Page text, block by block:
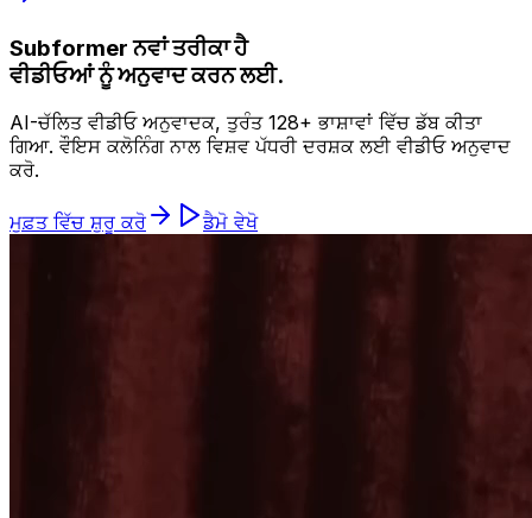
Subformer ਨਵਾਂ ਤਰੀਕਾ ਹੈ
ਵੀਡੀਓਆਂ ਨੂੰ ਅਨੁਵਾਦ ਕਰਨ ਲਈ.
AI-ਚੱਲਿਤ ਵੀਡੀਓ ਅਨੁਵਾਦਕ, ਤੁਰੰਤ 128+ ਭਾਸ਼ਾਵਾਂ ਵਿੱਚ ਡੱਬ ਕੀਤਾ
ਗਿਆ. ਵੌਇਸ ਕਲੋਨਿੰਗ ਨਾਲ ਵਿਸ਼ਵ ਪੱਧਰੀ ਦਰਸ਼ਕ ਲਈ ਵੀਡੀਓ ਅਨੁਵਾਦ
ਕਰੋ.
ਮੁਫ਼ਤ ਵਿੱਚ ਸ਼ੁਰੂ ਕਰੋ ਡੈਮੋ ਵੇਖੋ